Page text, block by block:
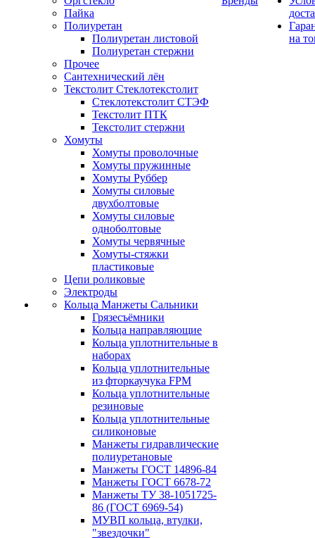
Пайка
Полиуретан
Полиуретан листовой
Полиуретан стержни
Прочее
Сантехнический лён
Текстолит Стеклотекстолит
Стеклотекстолит СТЭФ
Текстолит ПТК
Текстолит стержни
Хомуты
Хомуты проволочные
Хомуты пружинные
Хомуты Руббер
Хомуты силовые
двухболтовые
Хомуты силовые
одноболтовые
Хомуты червячные
Хомуты-стяжки
пластиковые
Цепи роликовые
Электроды
Кольца Манжеты Сальники
Грязесъёмники
Кольца направляющие
Кольца уплотнительные в
наборах
Кольца уплотнительные
из фторкаучука FPM
Кольца уплотнительные
резиновые
Кольца уплотнительные
силиконовые
Манжеты гидравлические
полиуретановые
Манжеты ГОСТ 14896-84
Манжеты ГОСТ 6678-72
Манжеты ТУ 38-1051725-
86 (ГОСТ 6969-54)
МУВП кольца, втулки,
"звездочки"
на